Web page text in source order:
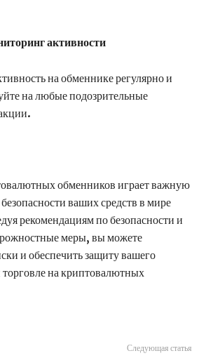
активности
на обменнике регулярно и
на любые подозрительные
обменников играет важную
ваших средств в мире
рекомендациям по безопасности и
меры, вы можете
и обеспечить защиту вашего
на криптовалютных
Следующая статья